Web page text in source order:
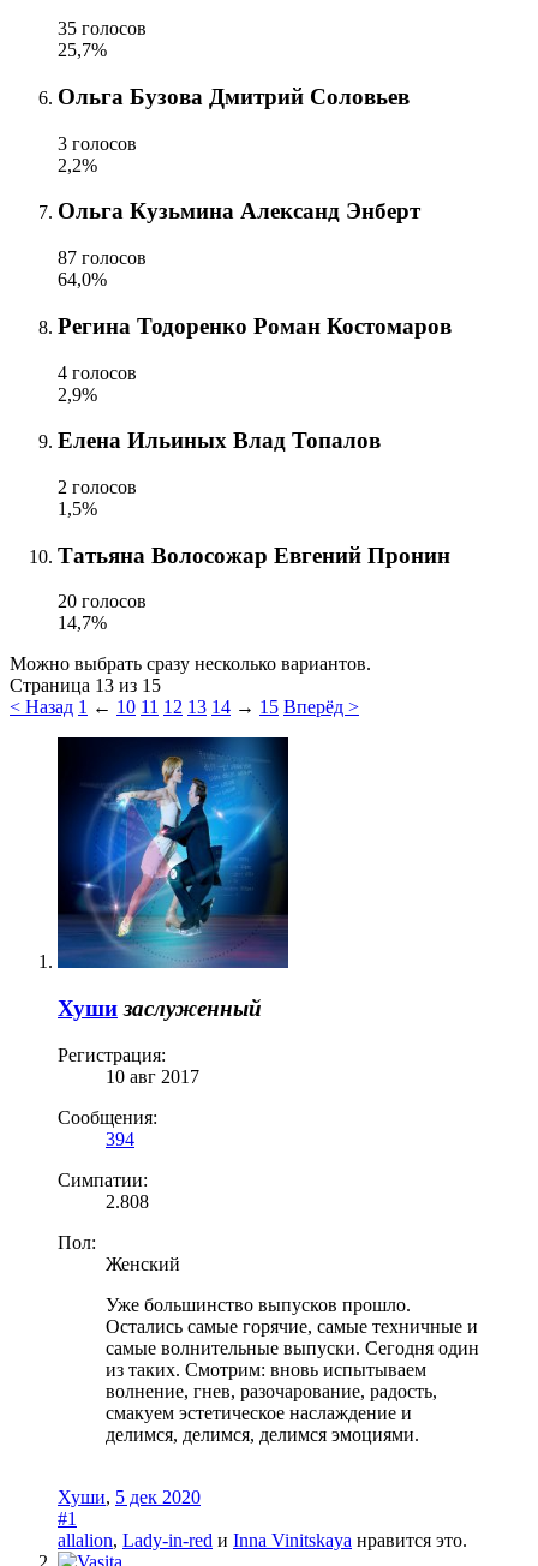
35 голосов
25,7%
Ольга Бузова Дмитрий Соловьев
3 голосов
2,2%
Ольга Кузьмина Александ Энберт
87 голосов
64,0%
Регина Тодоренко Роман Костомаров
4 голосов
2,9%
Елена Ильиных Влад Топалов
2 голосов
1,5%
Татьяна Волосожар Евгений Пронин
20 голосов
14,7%
Можно выбрать сразу несколько вариантов.
Страница 13 из 15
< Назад 1 ← 10 11 12 13 14 → 15 Вперёд >
Хуши заслуженный
Регистрация:
10 авг 2017
Сообщения:
394
Симпатии:
2.808
Пол:
Женский
Уже большинство выпусков прошло.
Остались самые горячие, самые техничные и
самые волнительные выпуски. Сегодня один
из таких. Смотрим: вновь испытываем
волнение, гнев, разочарование, радость,
смакуем эстетическое наслаждение и
делимся, делимся, делимся эмоциями.
Хуши, 5 дек 2020
#1
allalion, Lady-in-red и Inna Vinitskaya нравится это.